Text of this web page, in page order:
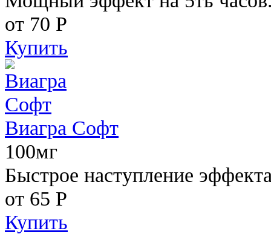
от 70 Р
Купить
Виагра Софт
100мг
Быстрое наступление
от 65 Р
Купить